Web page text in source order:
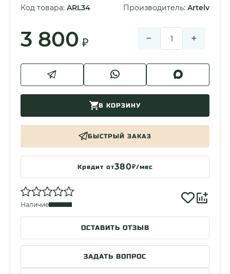
Цвет
Черный
57.8x20x48.6 мм
Масса
94 гр
Страна сборки
Гарантия производителя
3 Года
Код товара: ARL34 Производитель: Artelv
3 800 ₽ − +
В КОРЗИНУ
БЫСТРЫЙ ЗАКАЗ
Кредит от380₽/мес
Наличие
ОСТАВИТЬ ОТЗЫВ
ЗАДАТЬ ВОПРОС